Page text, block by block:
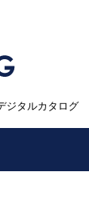
ジタルカタログ